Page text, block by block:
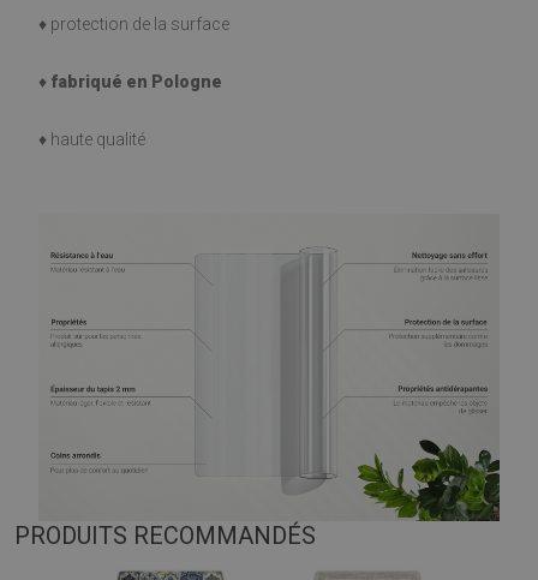
♦ protection de la surface
♦ fabriqué en Pologne
♦ haute qualité
PRODUITS RECOMMANDÉS